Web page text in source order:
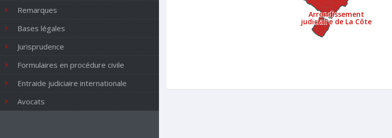
Etoy
Ferreyres
Gollion
L'Isle
La Sarraz
Lonay
Lully (VD)
Remarques
Bases légales
Jurisprudence
Formulaires en procédure civile
Entraide judiciaire internationale
Avocats
Arrondissement
judiciaire de La Côte